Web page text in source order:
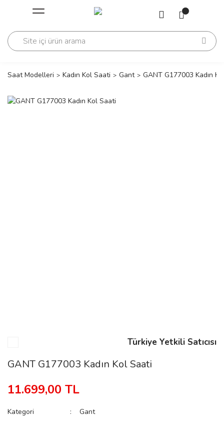
Geri Dön
Geri Dön
Saat Modelleri Kadın Kol Saati Gant GANT G177003 Kadın
Türkiye Yetkili Satıcısı
GANT G177003 Kadın Kol Saati
11.699,00 TL
Kategori
Gant